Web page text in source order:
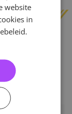
website
in